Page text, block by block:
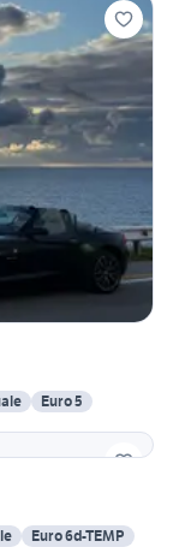
Euro 5
Euro 6d-TEMP